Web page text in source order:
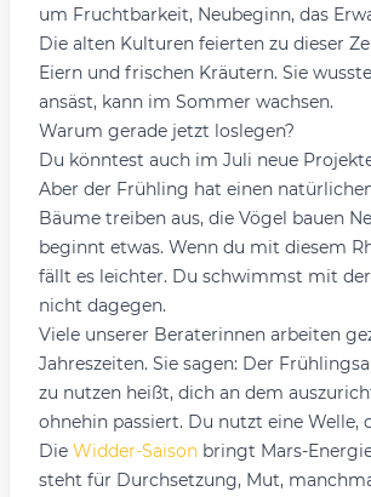
um Fruchtbarkeit, Neubeginn, das
Die alten Kulturen feierten zu dieser
Eiern und frischen Kräutern. Sie
ansäst, kann im Sommer wachsen.
Warum gerade jetzt loslegen?
Du könntest auch im Juli neue
Aber der Frühling hat einen
Bäume treiben aus, die Vögel bauen
beginnt etwas. Wenn du mit diesem
fällt es leichter. Du schwimmst mit
nicht dagegen.
Viele unserer Beraterinnen arbeiten
Jahreszeiten. Sie sagen: Der
zu nutzen heißt, dich an dem
ohnehin passiert. Du nutzt eine Welle,
Die Widder-Saison bringt Mars-
steht für Durchsetzung, Mut,